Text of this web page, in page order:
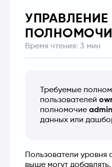
УПРАВЛЕНИЕ
Время чтения: 3 мин
Требуемые
пользователей
полномочие admin
данных или
Пользователи
выше могут